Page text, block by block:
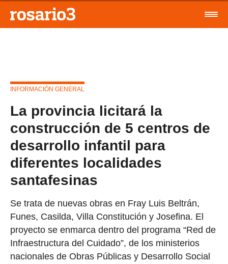
INFORMACIÓN GENERAL
La provincia licitará la
construcción de 5 centros de
desarrollo infantil para
diferentes localidades
santafesinas
Se trata de nuevas obras en Fray Luis Beltrán,
Funes, Casilda, Villa Constitución y Josefina. El
proyecto se enmarca dentro del programa “Red de
Infraestructura del Cuidado”, de los ministerios
nacionales de Obras Públicas y Desarrollo Social